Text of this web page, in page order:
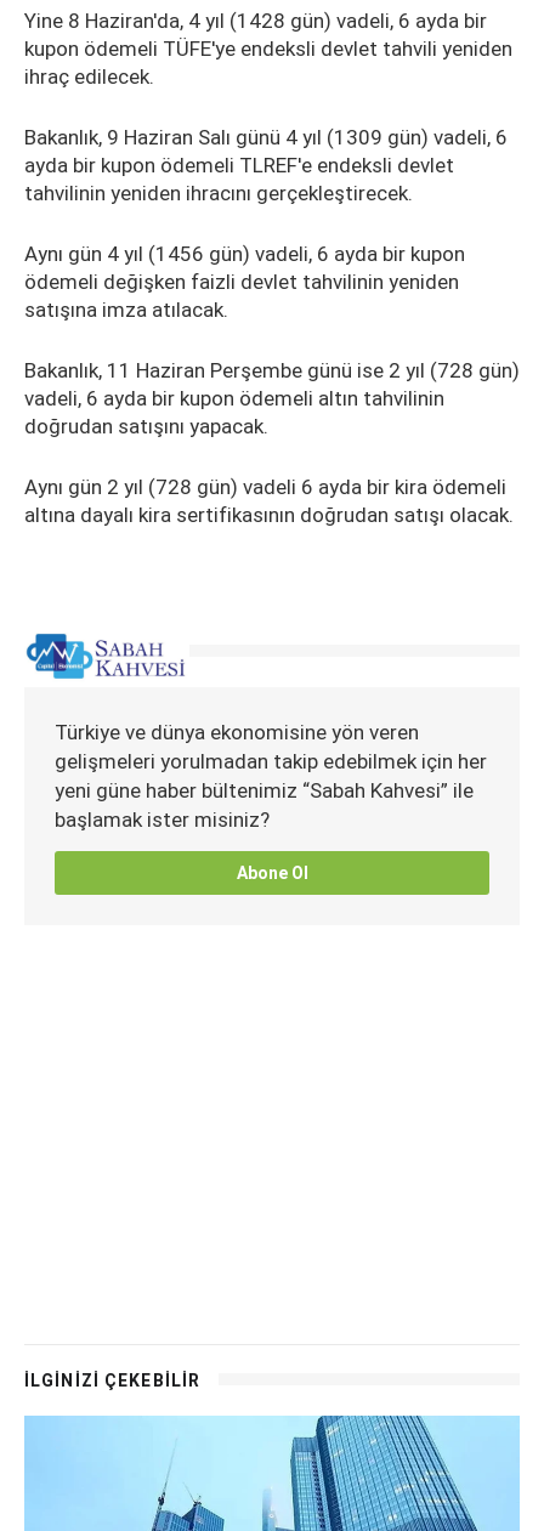
Yine 8 Haziran'da, 4 yıl (1428 gün) vadeli, 6 ayda bir
kupon ödemeli TÜFE'ye endeksli devlet tahvili yeniden
ihraç edilecek.
Bakanlık, 9 Haziran Salı günü 4 yıl (1309 gün) vadeli, 6
ayda bir kupon ödemeli TLREF'e endeksli devlet
tahvilinin yeniden ihracını gerçekleştirecek.
Aynı gün 4 yıl (1456 gün) vadeli, 6 ayda bir kupon
ödemeli değişken faizli devlet tahvilinin yeniden
satışına imza atılacak.
Bakanlık, 11 Haziran Perşembe günü ise 2 yıl (728 gün)
vadeli, 6 ayda bir kupon ödemeli altın tahvilinin
doğrudan satışını yapacak.
Aynı gün 2 yıl (728 gün) vadeli 6 ayda bir kira ödemeli
altına dayalı kira sertifikasının doğrudan satışı olacak.
Türkiye ve dünya ekonomisine yön veren
gelişmeleri yorulmadan takip edebilmek için her
yeni güne haber bültenimiz “Sabah Kahvesi” ile
başlamak ister misiniz?
Abone Ol
İLGİNİZİ ÇEKEBİLİR